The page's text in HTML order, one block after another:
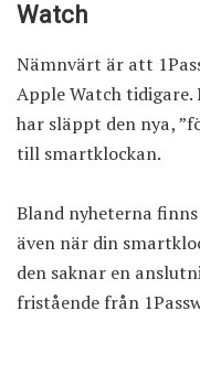
Watch
Nämnvärt är att
Apple Watch
har släppt den nya, ”
till smartklockan.
Bland nyheterna
även när din
den saknar en
fristående från